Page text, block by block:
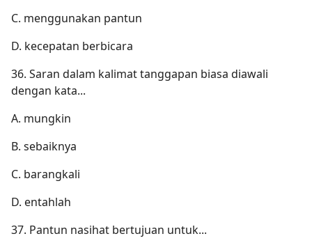
C. menggunakan pantun
D. kecepatan berbicara
36. Saran dalam kalimat tanggapan biasa diawali
dengan kata...
A. mungkin
B. sebaiknya
C. barangkali
D. entahlah
37. Pantun nasihat bertujuan untuk...